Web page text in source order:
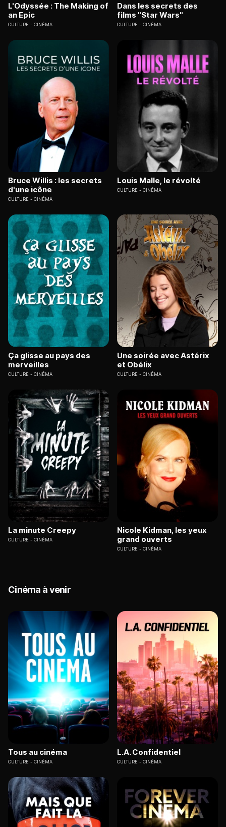
L'Odyssée : The Making of
an Epic
CULTURE CINÉMA
Dans les secrets des
films "Star Wars"
CULTURE CINÉMA
Bruce Willis : les secrets
d'une icône
CULTURE CINÉMA
Louis Malle, le révolté
CULTURE CINÉMA
Ça glisse au pays des
merveilles
CULTURE CINÉMA
Une soirée avec Astérix
et Obélix
CULTURE CINÉMA
La minute Creepy
CULTURE CINÉMA
Nicole Kidman, les yeux
grand ouverts
CULTURE CINÉMA
Cinéma à venir
Tous au cinéma
CULTURE CINÉMA
L.A. Confidentiel
CULTURE CINÉMA